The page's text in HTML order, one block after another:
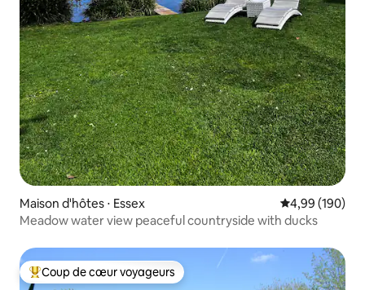
Maison d'hôtes ⋅ Essex Évaluation
4,99 (190)
Meadow water view peaceful countryside with ducks
Coups de cœur voyageurs les plus appréciés
Coup de cœur voyageurs